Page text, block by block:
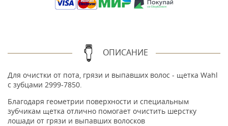
ОПИСАНИЕ
Для очистки от пота, грязи и выпавших волос - щетка Wahl
с зубцами 2999-7850.
Благодаря геометрии поверхности и специальным
зубчикам щетка отлично помогает очистить шерстку
лошади от грязи и выпавших волосков